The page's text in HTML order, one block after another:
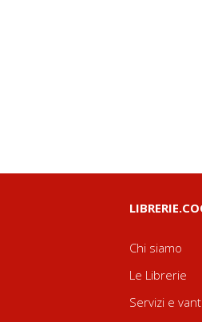
Chi siamo
Le Librerie
Servizi e